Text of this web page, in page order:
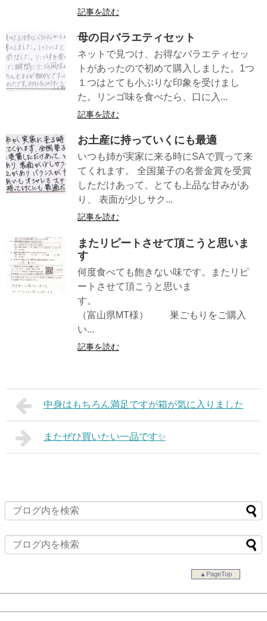
記事を読む
母の日バラエティセット
ネットで見つけ、お得なバラエティセッ
トがあったので初めて購入しました。1つ
１つはとても小ぶりな印象を受けまし
た。リンゴ味を食べたら、口に入...
記事を読む
お土産に持っていくにも最適
いつも姉が実家に来る時にSAで買って来
てくれます。 全国菓子の名誉金賞を受賞
しただけあって、とても上品な甘みがあ
り、 表面が少しサク...
記事を読む
またリピートさせて頂こうと思いま
す
何度食べても飽きない味です。またリピ
ートさせて頂こうと思いま
す。
（富山県MT様） 巣ごもりをご購入
い...
記事を読む
中身はもちろん満足ですが箱が気に入りました
またぜひ買いたい一品です✨
▲PageTop